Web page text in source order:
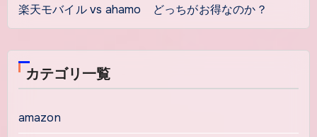
楽天モバイル vs ahamo どっちがお得なのか？
カテゴリ一覧
amazon